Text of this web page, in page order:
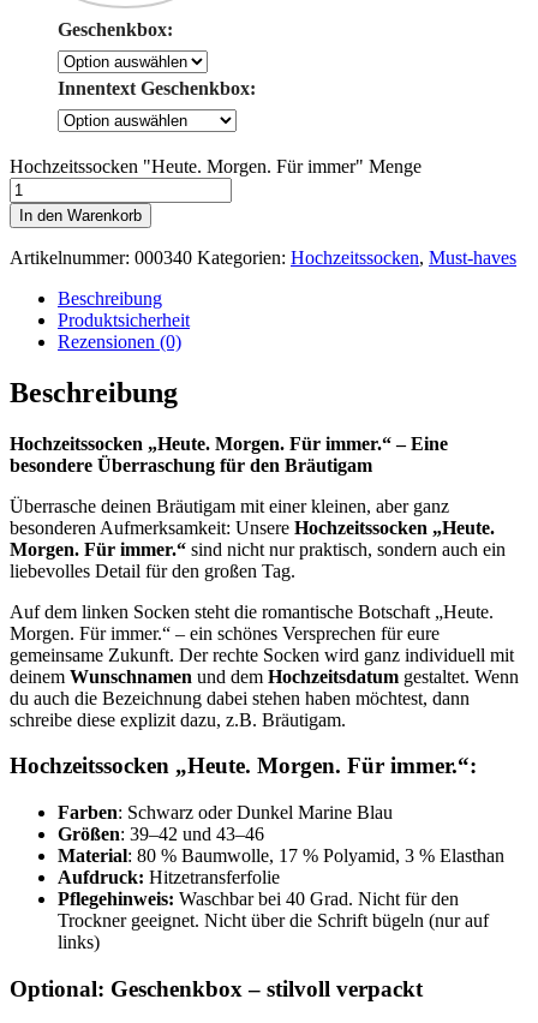
Geschenkbox:
Innentext Geschenkbox:
Hochzeitssocken "Heute. Morgen. Für immer" Menge
In den Warenkorb
Artikelnummer: 000340 Kategorien: Hochzeitssocken, Must-haves
Beschreibung
Produktsicherheit
Rezensionen (0)
Beschreibung
Hochzeitssocken „Heute. Morgen. Für immer.“ – Eine
besondere Überraschung für den Bräutigam
Überrasche deinen Bräutigam mit einer kleinen, aber ganz
besonderen Aufmerksamkeit: Unsere Hochzeitssocken „Heute.
Morgen. Für immer.“ sind nicht nur praktisch, sondern auch ein
liebevolles Detail für den großen Tag.
Auf dem linken Socken steht die romantische Botschaft „Heute.
Morgen. Für immer.“ – ein schönes Versprechen für eure
gemeinsame Zukunft. Der rechte Socken wird ganz individuell mit
deinem Wunschnamen und dem Hochzeitsdatum gestaltet. Wenn
du auch die Bezeichnung dabei stehen haben möchtest, dann
schreibe diese explizit dazu, z.B. Bräutigam.
Hochzeitssocken „Heute. Morgen. Für immer.“:
Farben: Schwarz oder Dunkel Marine Blau
Größen: 39–42 und 43–46
Material: 80 % Baumwolle, 17 % Polyamid, 3 % Elasthan
Aufdruck: Hitzetransferfolie
Pflegehinweis: Waschbar bei 40 Grad. Nicht für den
Trockner geeignet. Nicht über die Schrift bügeln (nur auf
links)
Optional: Geschenkbox – stilvoll verpackt